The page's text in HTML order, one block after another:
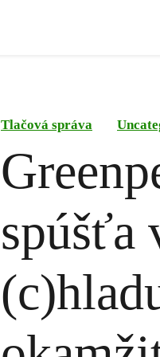
Tlačová správa
spúšťa